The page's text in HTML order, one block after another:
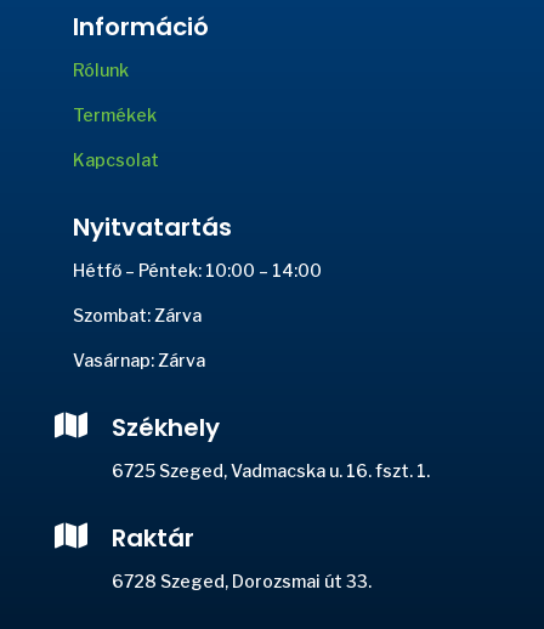
Információ
Rólunk
Termékek
Kapcsolat
Nyitvatartás
Hétfő – Péntek: 10:00 – 14:00
Szombat: Zárva
Vasárnap: Zárva
 Székhely
6725 Szeged, Vadmacska u. 16. fszt. 1.
 Raktár
6728 Szeged, Dorozsmai út 33.